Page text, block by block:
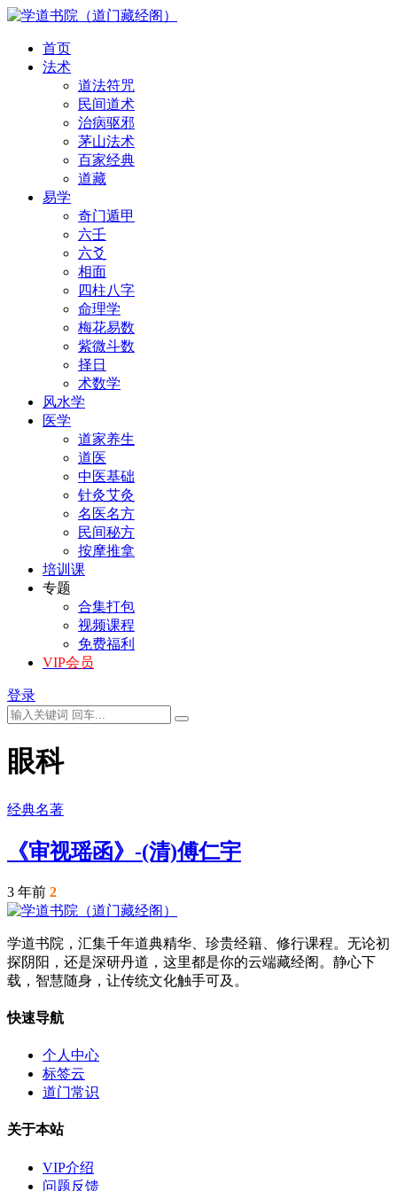
首页
法术
道法符咒
民间道术
治病驱邪
茅山法术
百家经典
道藏
易学
奇门遁甲
六壬
六爻
相面
四柱八字
命理学
梅花易数
紫微斗数
择日
术数学
风水学
医学
道家养生
道医
中医基础
针灸艾灸
名医名方
民间秘方
按摩推拿
培训课
专题
合集打包
视频课程
免费福利
VIP会员
登录
眼科
经典名著
《审视瑶函》-(清)傅仁宇
3 年前 2
学道书院，汇集千年道典精华、珍贵经籍、修行课程。无论初
探阴阳，还是深研丹道，这里都是你的云端藏经阁。静心下
载，智慧随身，让传统文化触手可及。
快速导航
个人中心
标签云
道门常识
关于本站
VIP介绍
问题反馈